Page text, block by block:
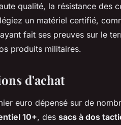
qualité, la résistance des
un matériel certifié,
fait ses preuves sur le
produits militaires.
d'achat
euro dépensé sur de
10+, des sacs à dos